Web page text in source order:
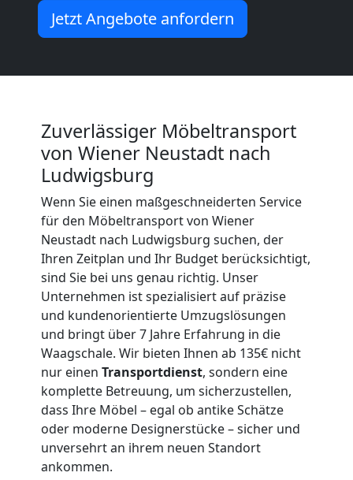
Jetzt Angebote anfordern
Zuverlässiger Möbeltransport
von Wiener Neustadt nach
Ludwigsburg
Wenn Sie einen maßgeschneiderten Service
für den Möbeltransport von Wiener
Neustadt nach Ludwigsburg suchen, der
Ihren Zeitplan und Ihr Budget berücksichtigt,
sind Sie bei uns genau richtig. Unser
Unternehmen ist spezialisiert auf präzise
und kundenorientierte Umzugslösungen
und bringt über 7 Jahre Erfahrung in die
Waagschale. Wir bieten Ihnen ab 135€ nicht
nur einen Transportdienst, sondern eine
komplette Betreuung, um sicherzustellen,
dass Ihre Möbel – egal ob antike Schätze
oder moderne Designerstücke – sicher und
unversehrt an ihrem neuen Standort
ankommen.
Mini
Neustadt
Umzug
Mann
LKW
Wiener
Neustadt